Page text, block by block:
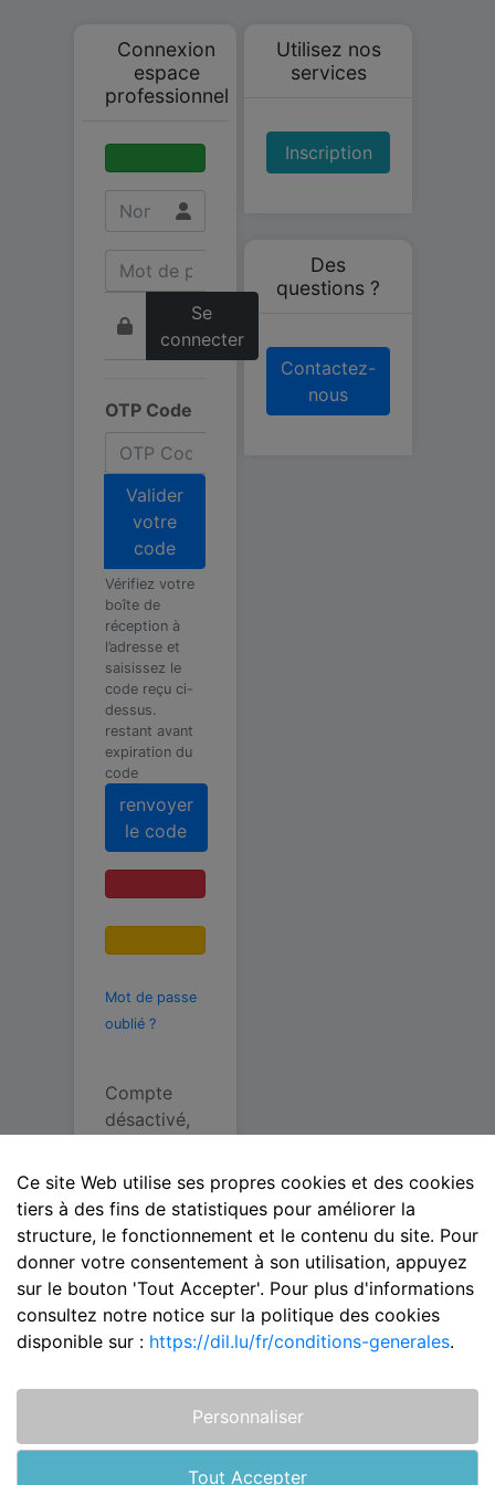
Connexion
espace
professionnel
Se
connecter
OTP Code
Valider
votre
code
Vérifiez votre
boîte de
réception à
l’adresse et
saisissez le
code reçu ci-
dessus.
restant avant
expiration du
code
renvoyer
le code
Mot de passe
oublié ?
Compte
désactivé,
contacter le
support.
Account
disabled,
please
contact
support.
deaktiviert,
Utilisez nos
services
Inscription
Des
questions ?
Contactez-
nous
Ce site Web utilise ses propres cookies et des cookies
tiers à des fins de statistiques pour améliorer la
structure, le fonctionnement et le contenu du site. Pour
donner votre consentement à son utilisation, appuyez
sur le bouton 'Tout Accepter'. Pour plus d'informations
consultez notre notice sur la politique des cookies
disponible sur : https://dil.lu/fr/conditions-generales.
Personnaliser
Tout Accepter